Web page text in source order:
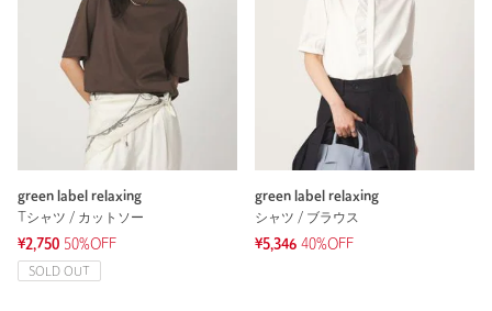
green label relaxing
Tシャツ / カットソー
¥2,750 50%OFF
SOLD OUT
green label relaxing
シャツ / ブラウス
¥5,346 40%OFF